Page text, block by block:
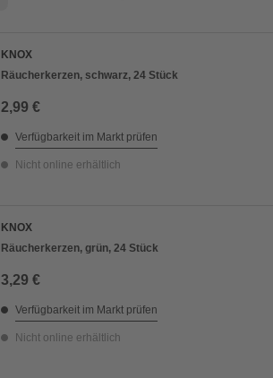
KNOX
Räucherkerzen, schwarz, 24 Stück
2,99 €
Verfügbarkeit im Markt prüfen
Nicht online erhältlich
KNOX
Räucherkerzen, grün, 24 Stück
3,29 €
Verfügbarkeit im Markt prüfen
Nicht online erhältlich